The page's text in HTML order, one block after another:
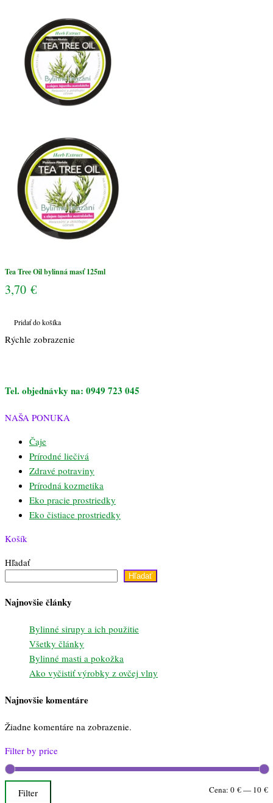
125ml
Tea Tree Oil bylinná masť 125ml
3,70 €
Pridať do košíka
Rýchle zobrazenie
Tel. objednávky na: 0949 723 045
NAŠA PONUKA
Čaje
Prírodné liečivá
Zdravé potraviny
Prírodná kozmetika
Eko pracie prostriedky
Eko čistiace prostriedky
Košík
Hľadať
Hľadať
Najnovšie články
Bylinné sirupy a ich použitie
Všetky články
Bylinné masti a pokožka
Ako vyčistiť výrobky z ovčej vlny
Najnovšie komentáre
Žiadne komentáre na zobrazenie.
Filter by price
Filter Cena: 0 €— 10 €